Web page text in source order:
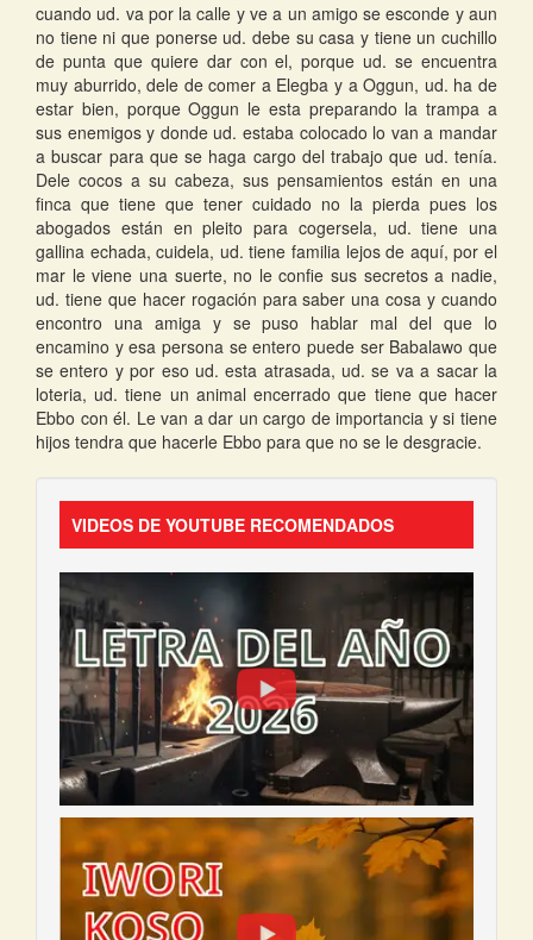
cuando ud. va por la calle y ve a un amigo se esconde y aun
no tiene ni que ponerse ud. debe su casa y tiene un cuchillo
de punta que quiere dar con el, porque ud. se encuentra
muy aburrido, dele de comer a Elegba y a Oggun, ud. ha de
estar bien, porque Oggun le esta preparando la trampa a
sus enemigos y donde ud. estaba colocado lo van a mandar
a buscar para que se haga cargo del trabajo que ud. tenía.
Dele cocos a su cabeza, sus pensamientos están en una
finca que tiene que tener cuidado no la pierda pues los
abogados están en pleito para cogersela, ud. tiene una
gallina echada, cuidela, ud. tiene familia lejos de aquí, por el
mar le viene una suerte, no le confie sus secretos a nadie,
ud. tiene que hacer rogación para saber una cosa y cuando
encontro una amiga y se puso hablar mal del que lo
encamino y esa persona se entero puede ser Babalawo que
se entero y por eso ud. esta atrasada, ud. se va a sacar la
loteria, ud. tiene un animal encerrado que tiene que hacer
Ebbo con él. Le van a dar un cargo de importancia y si tiene
hijos tendra que hacerle Ebbo para que no se le desgracie.
VIDEOS DE YOUTUBE RECOMENDADOS